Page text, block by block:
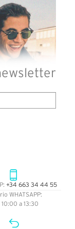
+34 663 34 44 55
WHATSAPP:
10:00 a 13:30